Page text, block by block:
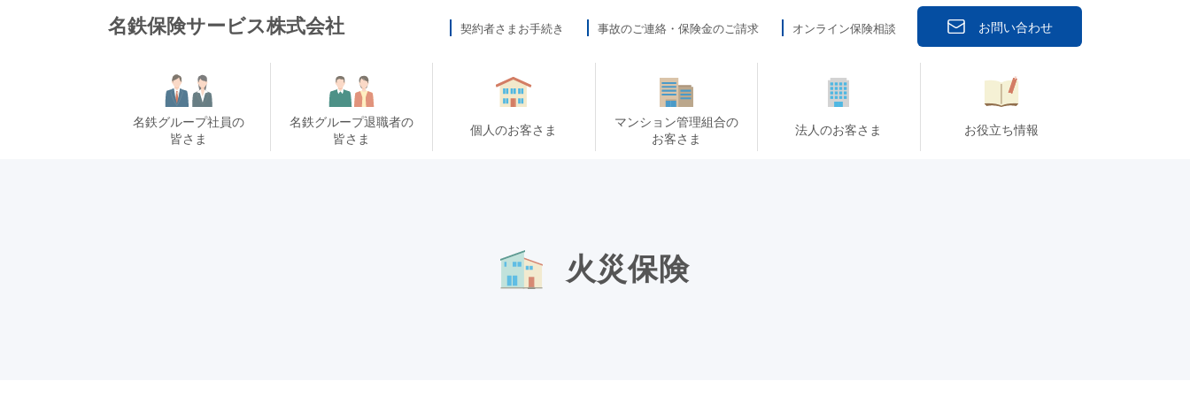
名鉄保険サービス株式会社
名鉄グループ社員の
皆さま
名鉄グループ退職者の
皆さま
個人のお客さま
マンション管理組合の
お客さま
法人のお客さま お役立ち情報
契約者さまお手続き 事故のご連絡・保険金のご請求 オンライン保険相談 お問い合わせ
火災保険